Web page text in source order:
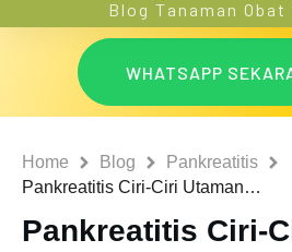
Blog Tanaman
WHATSAPP
Home Blog
Pankreatitis
Pankreatitis Ciri-Ciri Utamanya Sakit Perut Bagian Atas
Pankreatitis Ciri-